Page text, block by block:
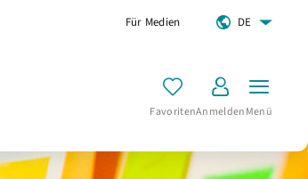
Für Medien DE
FavoritenAnmeldenMenü